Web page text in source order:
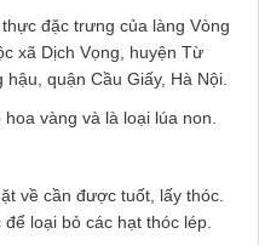
đặc trưng của làng Vòng
xã Dịch Vọng, huyện Từ
quận Cầu Giấy, Hà Nội.
vàng và là loại lúa non.
về cần được tuốt, lấy thóc.
loại bỏ các hạt thóc lép.